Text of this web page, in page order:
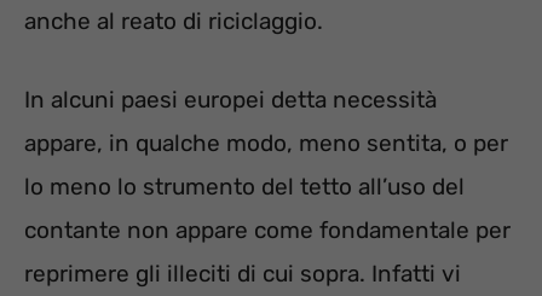
anche al reato di riciclaggio.
In alcuni paesi europei detta necessità
appare, in qualche modo, meno sentita, o per
lo meno lo strumento del tetto all’uso del
contante non appare come fondamentale per
reprimere gli illeciti di cui sopra. Infatti vi